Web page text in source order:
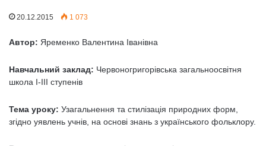
20.12.2015 1 073
Автор: Яременко Валентина Іванівна
Навчальний заклад: Червоногригорівська загальноосвітня
школа І-ІІІ ступенів
Тема уроку: Узагальнення та стилізація природних форм,
згідно уявлень учнів, на основі знань з українського фольклору.